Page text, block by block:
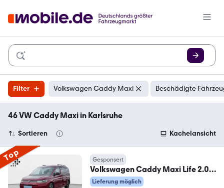
Filter Volkswagen Caddy Maxi Beschädigte
46 VW Caddy Maxi in Karlsruhe
Sortieren Kachelansicht
Top Gesponsert
Volkswagen Caddy Maxi Life 2.0
TDI Rollstuhlumbau*RFK*GRA*
Lieferung möglich